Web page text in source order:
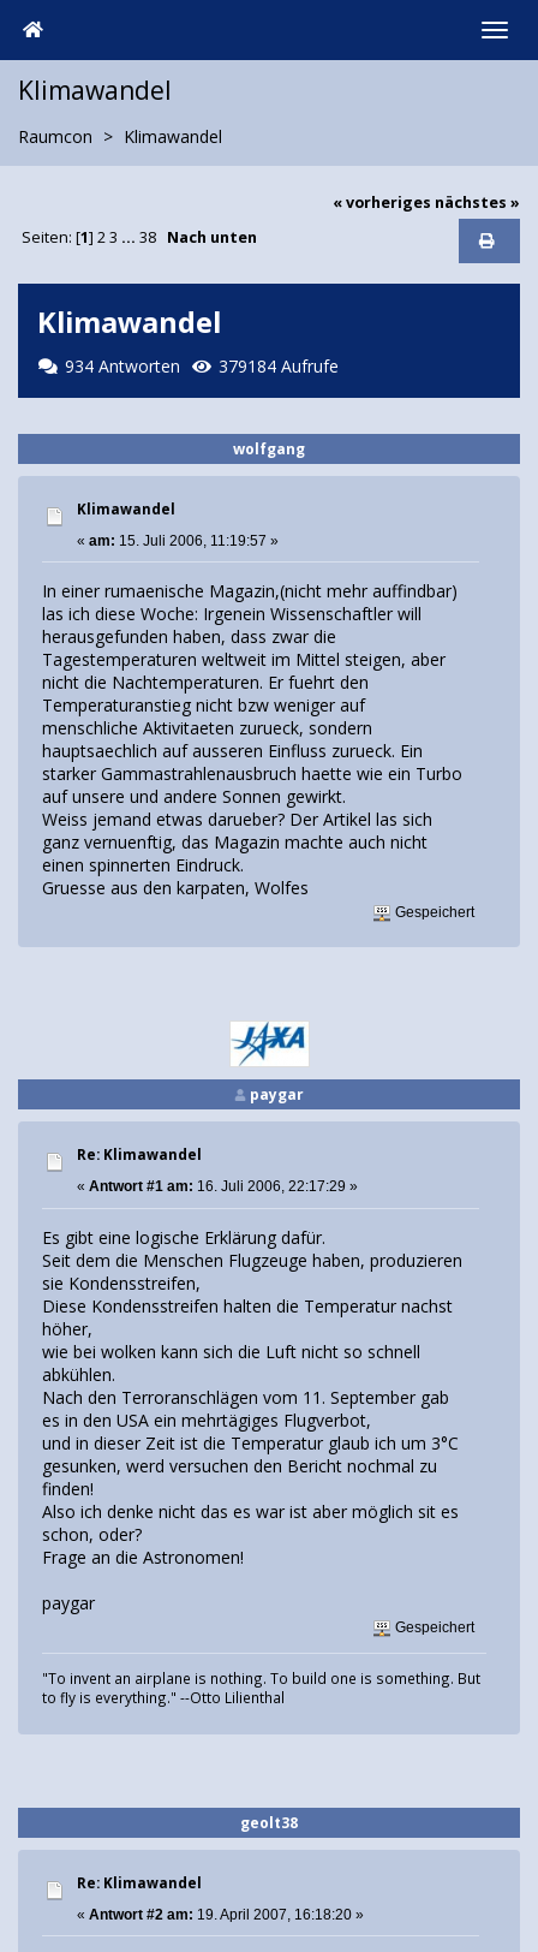
Klimawandel
Raumcon Klimawandel
« vorheriges nächstes »
Seiten: [1] 2 3 ... 38 Nach unten
Klimawandel
934 Antworten 379184 Aufrufe
wolfgang
Klimawandel
« am: 15. Juli 2006, 11:19:57 »
In einer rumaenische Magazin,(nicht mehr auffindbar)
las ich diese Woche: Irgenein Wissenschaftler will
herausgefunden haben, dass zwar die
Tagestemperaturen weltweit im Mittel steigen, aber
nicht die Nachtemperaturen. Er fuehrt den
Temperaturanstieg nicht bzw weniger auf
menschliche Aktivitaeten zurueck, sondern
hauptsaechlich auf ausseren Einfluss zurueck. Ein
starker Gammastrahlenausbruch haette wie ein Turbo
auf unsere und andere Sonnen gewirkt.
Weiss jemand etwas darueber? Der Artikel las sich
ganz vernuenftig, das Magazin machte auch nicht
einen spinnerten Eindruck.
Gruesse aus den karpaten, Wolfes
Gespeichert
paygar
Re: Klimawandel
« Antwort #1 am: 16. Juli 2006, 22:17:29 »
Es gibt eine logische Erklärung dafür.
Seit dem die Menschen Flugzeuge haben, produzieren
sie Kondensstreifen,
Diese Kondensstreifen halten die Temperatur nachst
höher,
wie bei wolken kann sich die Luft nicht so schnell
abkühlen.
Nach den Terroranschlägen vom 11. September gab
es in den USA ein mehrtägiges Flugverbot,
und in dieser Zeit ist die Temperatur glaub ich um 3°C
gesunken, werd versuchen den Bericht nochmal zu
finden!
Also ich denke nicht das es war ist aber möglich sit es
schon, oder?
Frage an die Astronomen!
paygar
Gespeichert
"To invent an airplane is nothing. To build one is something. But
to fly is everything." --Otto Lilienthal
geolt38
Re: Klimawandel
« Antwort #2 am: 19. April 2007, 16:18:20 »